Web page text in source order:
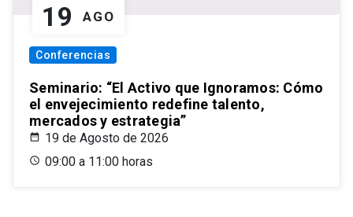
19 AGO
Conferencias
Seminario: “El Activo que Ignoramos: Cómo
el envejecimiento redefine talento,
mercados y estrategia”
19 de Agosto de 2026
09:00 a 11:00 horas